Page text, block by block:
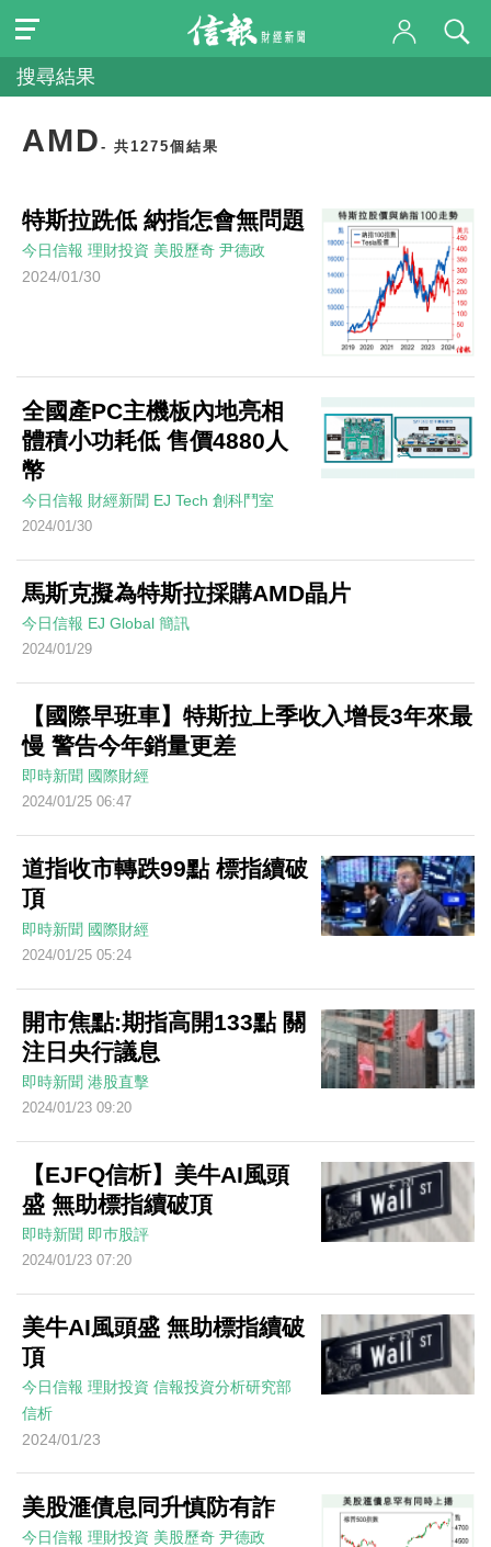
搜尋結果
AMD - 共1275個結果
特斯拉跣低 納指怎會無問題
今日信報 理財投資 美股歷奇 尹德政
2024/01/30
全國產PC主機板內地亮相
體積小功耗低 售價4880人
幣
今日信報 財經新聞 EJ Tech 創科鬥室
2024/01/30
馬斯克擬為特斯拉採購AMD晶片
今日信報 EJ Global 簡訊
2024/01/29
【國際早班車】特斯拉上季收入增長3年來最
慢 警告今年銷量更差
即時新聞 國際財經
2024/01/25 06:47
道指收市轉跌99點 標指續破
頂
即時新聞 國際財經
2024/01/25 05:24
開市焦點:期指高開133點 關
注日央行議息
即時新聞 港股直擊
2024/01/23 09:20
【EJFQ信析】美牛AI風頭
盛 無助標指續破頂
即時新聞 即巿股評
2024/01/23 07:20
美牛AI風頭盛 無助標指續破
頂
今日信報 理財投資 信報投資分析研究部
信析
2024/01/23
美股滙債息同升慎防有詐
今日信報 理財投資 美股歷奇 尹德政